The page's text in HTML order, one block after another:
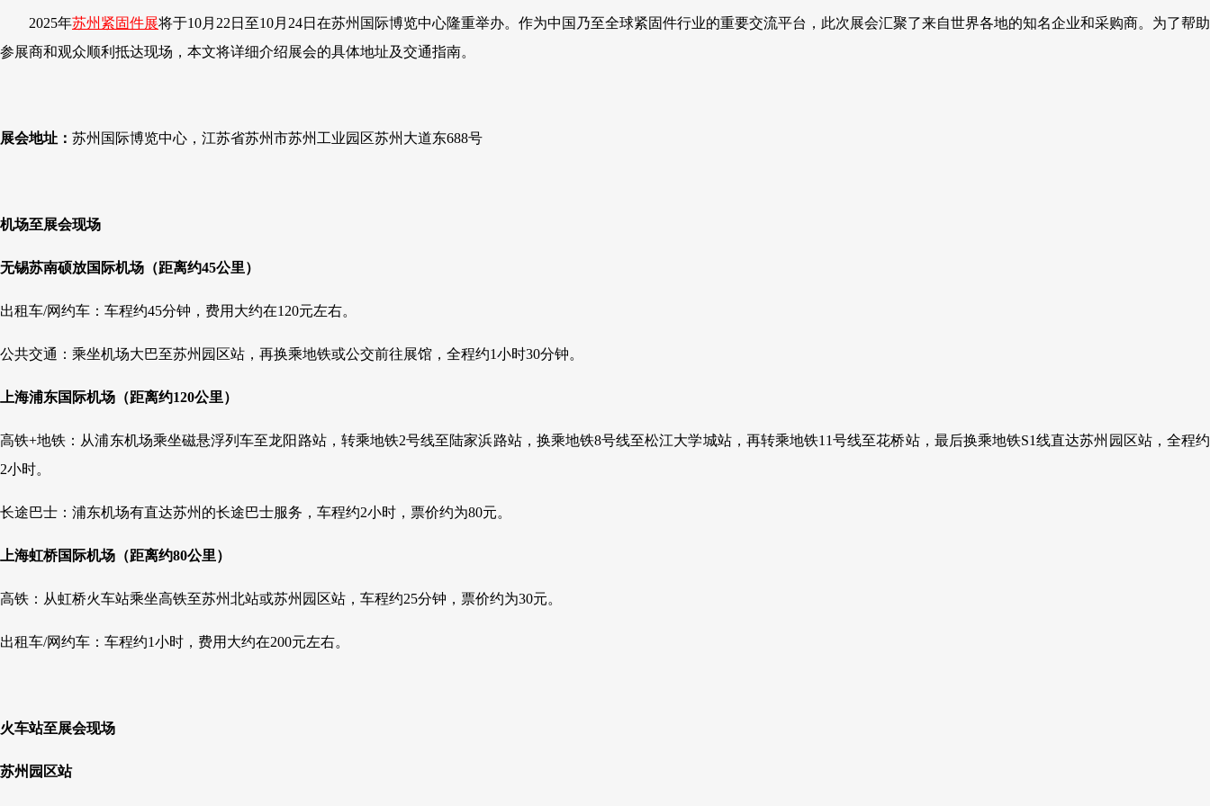
2025年苏州紧固件展将于10月22日至10月24日在苏州国际博览中心隆重举办。作为中国乃至全球紧固件行业的重要交流平台，此次展会汇聚了来自世界各地的知名企业和采购商。为了帮助
参展商和观众顺利抵达现场，本文将详细介绍展会的具体地址及交通指南。
展会地址： 苏州国际博览中心，江苏省苏州市苏州工业园区苏州大道东688号
机场至展会现场
无锡苏南硕放国际机场（距离约45公里）
出租车/网约车：车程约45分钟，费用大约在120元左右。
公共交通：乘坐机场大巴至苏州园区站，再换乘地铁或公交前往展馆，全程约1小时30分钟。
上海浦东国际机场（距离约120公里）
高铁+地铁：从浦东机场乘坐磁悬浮列车至龙阳路站，转乘地铁2号线至陆家浜路站，换乘地铁8号线至松江大学城站，再转乘地铁11号线至花桥站，最后换乘地铁S1线直达苏州园区站，全程约
2小时。
长途巴士：浦东机场有直达苏州的长途巴士服务，车程约2小时，票价约为80元。
上海虹桥国际机场（距离约80公里）
高铁：从虹桥火车站乘坐高铁至苏州北站或苏州园区站，车程约25分钟，票价约为30元。
出租车/网约车：车程约1小时，费用大约在200元左右。
火车站至展会现场
苏州园区站